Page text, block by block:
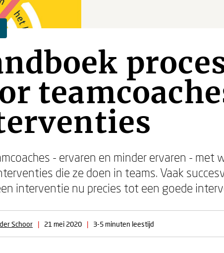
- ervaren en minder ervaren -
die ze doen in teams. Vaak
interventie nu precies tot een goede
Schoor | 21 mei 2020 | 3-5 minuten leestijd